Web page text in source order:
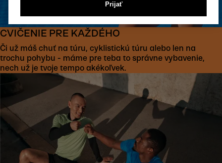
CVIČENIE PRE KAŽDÉHO
Či už máš chuť na túru, cyklistickú túru alebo len na
trochu pohybu - máme pre teba to správne vybavenie,
nech už je tvoje tempo akékoľvek.
Prijať